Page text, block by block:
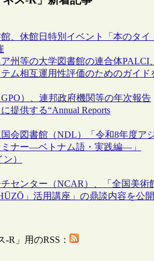
、休館日特別イベント「本のタイ
州等の大学図書館の連合体PALCI、
ム相互運用性評価のためのガイド
）、連邦政府機関等の年次報告
提供する“Annual Reports
国会図書館（NDL）「令和8年度ア
ナー―ベトナム語・実践編―」
）
センター（NCAR）、「全国美術
」活用講座」の鼎談内容を公開
-R」用のRSS：